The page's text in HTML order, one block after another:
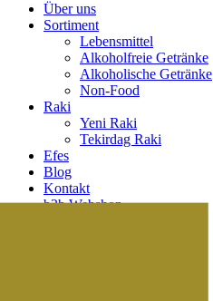
Über uns
Sortiment
Lebensmittel
Alkoholfreie Getränke
Alkoholische Getränke
Non-Food
Raki
Yeni Raki
Tekirdag Raki
Efes
Blog
Kontakt
b2b Webshop